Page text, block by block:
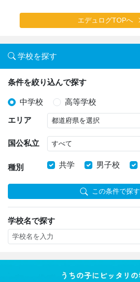
エデュログTOPへ
学校を探す
条件を絞り込んで探す
中学校 高等学校
エリア
国公私立
種別 共学 男子校
この条件で探す
学校名で探す